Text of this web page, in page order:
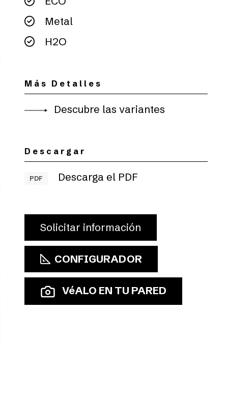
Metal
H2O
Más Detalles
Descubre las variantes
Descargar
PDF Descarga el PDF
Solicitar información
CONFIGURADOR
VéALO EN TU PARED